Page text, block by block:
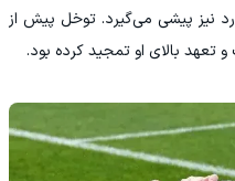
نیز پیشی می‌گیرد. توخل پیش از
و تعهد بالای او تمجید کرده بود.